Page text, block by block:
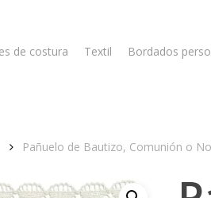
de costura Textil Bordados
Pañuelo de Bautizo, Comunión o